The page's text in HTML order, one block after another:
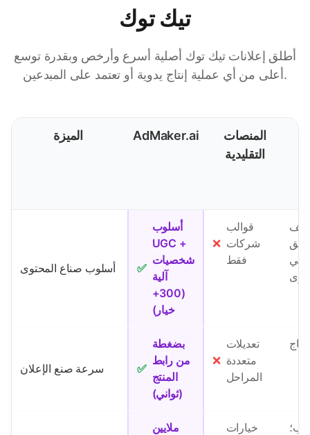
تيك توك
أطلق إعلانات تيك توك أصلية أسرع وأرخص وبقدرة توسع
أعلى من أي عملية إنتاج يدوية أو تعتمد على المبدعين.
الميزة AdMaker.ai
المنصات
التقليدية
أسلوب صناع المحتوى ✅
أسلوب
UGC +
شخصيات
آلية
(300+
خيار)
❌
قوالب
شركات
فقط
سرعة صنع الإعلان ✅
بضغطة
من رابط
المنتج
(ثواني)
❌
تعديلات
متعددة
المراحل
ملايين
خيارات